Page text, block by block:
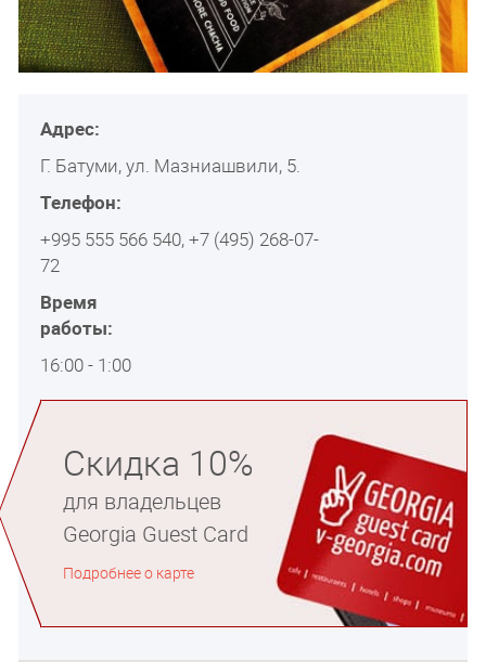
Адрес:
Г. Батуми, ул. Мазниашвили, 5.
Телефон:
+995 555 566 540, +7 (495) 268-07-
72
Время
работы:
16:00 - 1:00
Скидка 10%
для владельцев
Georgia Guest Card
Подробнее о карте